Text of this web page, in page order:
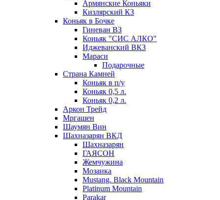
Армянские Коньяки
Кизлярский КЗ
Коньяк в Бочке
Гиневан ВЗ
Коньяк "СИС АЛКО"
Иджеванский ВКЗ
Мараси
Подарочные
Страна Камней
Коньяк в п/у
Коньяк 0,5 л.
Коньяк 0,2 л.
Аркон Трейд
Мргашен
Шаумян Вин
Шахназарян ВКД
Шахназарян
ГАЯСОН
Жемчужина
Мозаика
Mustang. Black Mountain
Platinum Mountain
Parakar